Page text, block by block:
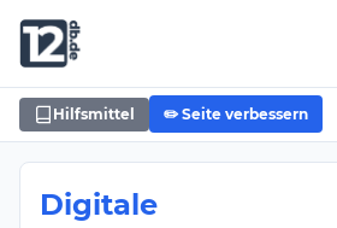
Hilfsmittel ✏️ Seite verbessern
Digitale